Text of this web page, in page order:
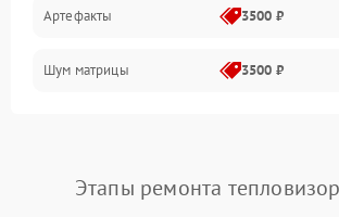
Матрица
Проблемы питания
Сбои коммуникаций и интерфейсов
Артефакты 3500 ₽
Шум матрицы 3500 ₽
Этапы ремонта